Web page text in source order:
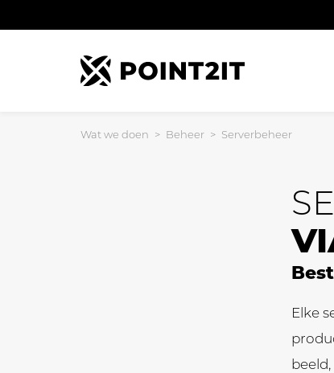
Wat we doen > Beheer > Serverbeheer
Elke